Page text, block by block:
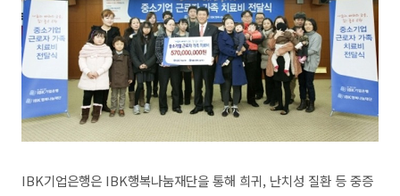
IBK기업은행은 IBK행복나눔재단을 통해 희귀, 난치성 질환 등 중증